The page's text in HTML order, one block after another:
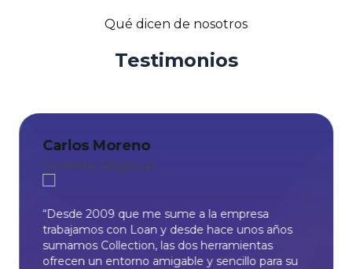
Qué dicen de nosotros
Testimonios
Carlos Moreno
Gerente Regional
“Desde 2009 que me sume a la empresa
trabajamos con Loan y desde hace unos años
sumamos Collection, las dos herramientas
ofrecen un entorno amigable y sencillo para su